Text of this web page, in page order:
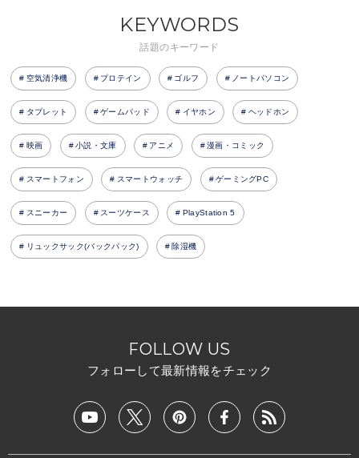
KEYWORDS
話題のキーワード
空気清浄機 プロテイン ゴルフ ノートパソコン
タブレット ゲームパッド イヤホン ヘッドホン
映画 小説・文庫 アニメ 漫画・コミック
スマートフォン スマートウォッチ ゲーミングPC
スニーカー スーツケース PlayStation 5
リュックサック(バックパック) 除湿機
FOLLOW US
フォローして最新情報をチェック